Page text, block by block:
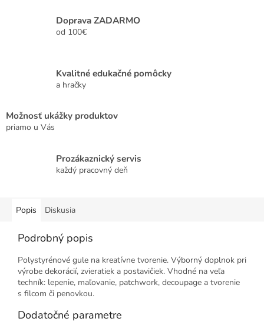
Doprava ZADARMO
od 100€
Kvalitné edukačné pomôcky
a hračky
Možnosť ukážky produktov
priamo u Vás
Prozákaznický servis
každý pracovný deň
Popis Diskusia
Podrobný popis
Polystyrénové gule na kreatívne tvorenie. Výborný doplnok pri
výrobe dekorácií, zvieratiek a postavičiek. Vhodné na veľa
techník: lepenie, maľovanie, patchwork, decoupage a tvorenie
s filcom či penovkou.
Dodatočné parametre